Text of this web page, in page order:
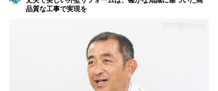
品質な工事で実現を